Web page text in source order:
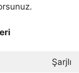
Şarjlı